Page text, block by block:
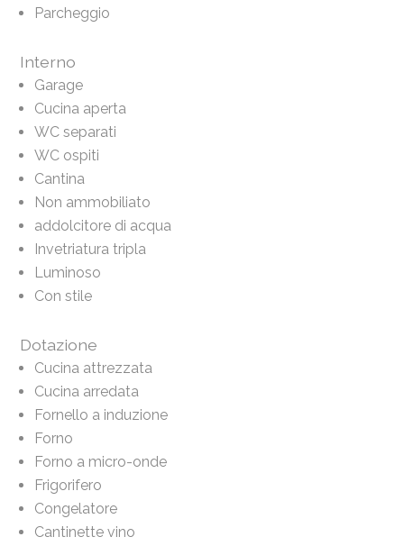
Parcheggio
Interno
Garage
Cucina aperta
WC separati
WC ospiti
Cantina
Non ammobiliato
addolcitore di acqua
Invetriatura tripla
Luminoso
Con stile
Dotazione
Cucina attrezzata
Cucina arredata
Fornello a induzione
Forno
Forno a micro-onde
Frigorifero
Congelatore
Cantinette vino